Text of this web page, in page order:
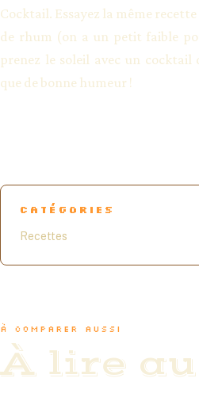
Cocktail. Essayez la même
de rhum (on a un petit faible
prenez le soleil avec un
que de bonne humeur !
CATÉGORIES
Recettes
À COMPARER AUSSI
À lire